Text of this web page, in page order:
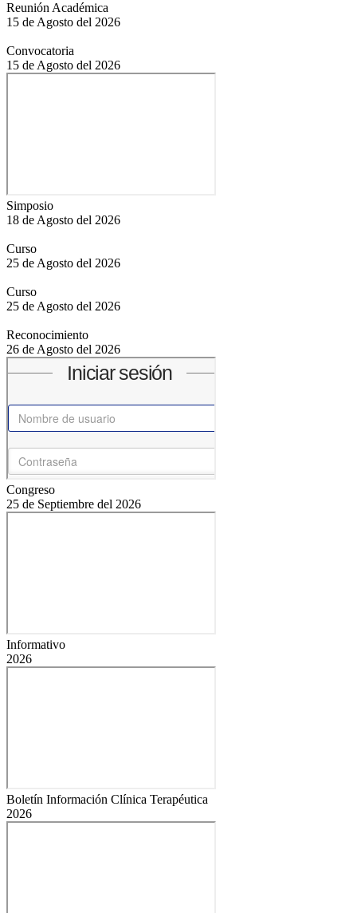
Reunión Académica
15 de Agosto del 2026
Convocatoria
15 de Agosto del 2026
Simposio
18 de Agosto del 2026
Curso
25 de Agosto del 2026
Curso
25 de Agosto del 2026
Reconocimiento
26 de Agosto del 2026
Congreso
25 de Septiembre del 2026
Informativo
2026
Boletín Información Clínica Terapéutica
2026